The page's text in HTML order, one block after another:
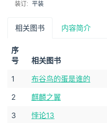
装订: 平装
相关图书 内容简介
序
号
相关图书
1
布谷鸟的蛋是谁的
2
麒麟之翼
3
悖论13